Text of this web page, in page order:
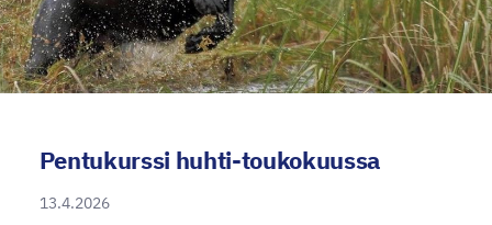
Pentukurssi huhti-toukokuussa
13.4.2026